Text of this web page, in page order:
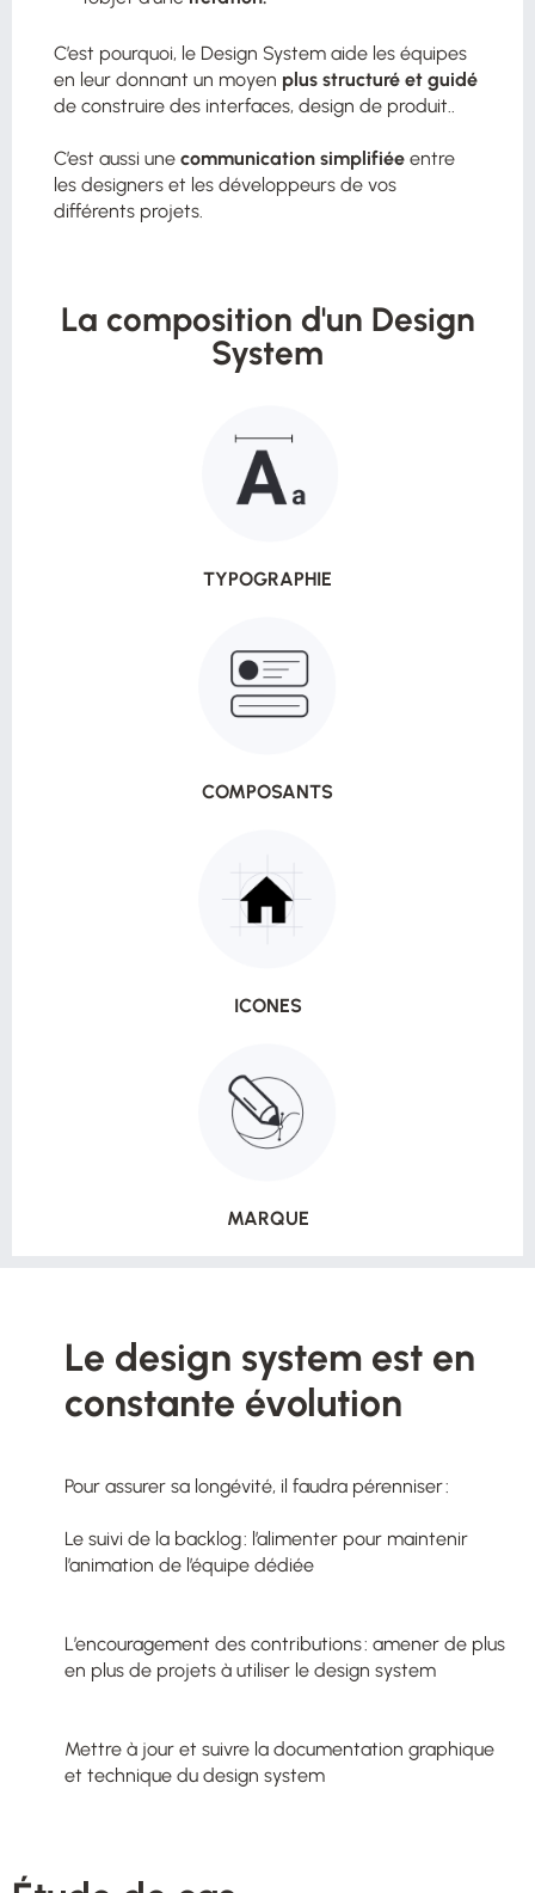
C’est pourquoi, le Design System aide les équipes
en leur donnant un moyen plus structuré et guidé
de construire des interfaces, design de produit..
C’est aussi une communication simplifiée entre
les designers et les développeurs de vos
différents projets​.
La composition d'un Design
System
TYPOGRAPHIE
COMPOSANTS
ICONES
MARQUE
Le design system est en
constante évolution
Pour assurer sa longévité, il faudra pérenniser :
Le suivi de la backlog : l’alimenter pour maintenir
l’animation de l’équipe dédiée
L’encouragement des contributions : amener de plus
en plus de projets à utiliser le design system
Mettre à jour et suivre la documentation graphique
et technique du design system